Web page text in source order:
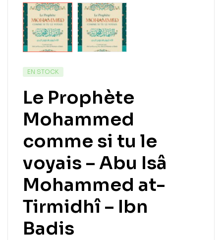
EN STOCK
Le Prophète
Mohammed
comme si tu le
voyais – Abu Isâ
Mohammed at-
Tirmidhî – Ibn
Badis